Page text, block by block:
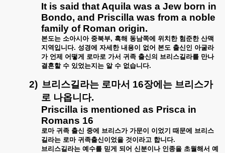
It is said that Aquila was a Jew born in
Bondo, and Priscilla was from a noble
family of Roman origin.
본도는 소아시아 중북부, 흑해 동남쪽에 위치한 험준한 산맥
지역입니다. 성경에 자세한 내용이 없어 본도 출신인 아굴라
가 언제 어떻게 로마로 가서 귀족 출신의 브리스길라를 만나
결혼할 수 있었는지는 알 수 없습니다.
2) 브리스길라는 로마서 16장에는 브리스가
로 나옵니다.
Priscilla is mentioned as Prisca in
Romans 16
로마 귀족 출신 중에 브리스가 가문이 이었기 때문에 브리스
길라는 로마 귀족출신이었을 것이라고 합니다.
브리스길라는 예수를 믿게 되어 신분이나 인종을 초월해서 예